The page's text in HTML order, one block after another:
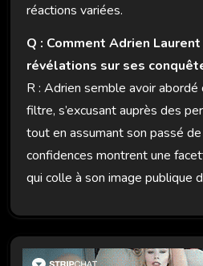
réactions variées.
Q : Comment Adrien
révélations sur ses
R : Adrien semble avoir
filtre, s’excusant auprès des
tout en assumant son passé
confidences montrent une
qui colle à son image publique